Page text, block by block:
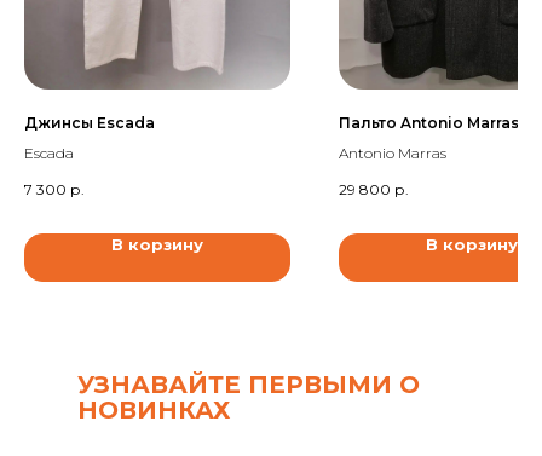
Джинсы Escada
Escada
7 300 р.
В корзину
Пальто Antonio Marras
Antonio Marras
29 800 р.
В корзину
УЗНАВАЙТЕ ПЕРВЫМИ О
НОВИНКАХ